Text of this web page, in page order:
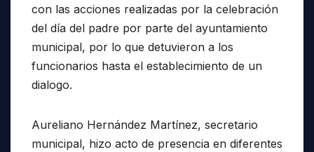
con las acciones realizadas por la celebración
del día del padre por parte del ayuntamiento
municipal, por lo que detuvieron a los
funcionarios hasta el establecimiento de un
dialogo.
Aureliano Hernández Martínez, secretario
municipal, hizo acto de presencia en diferentes